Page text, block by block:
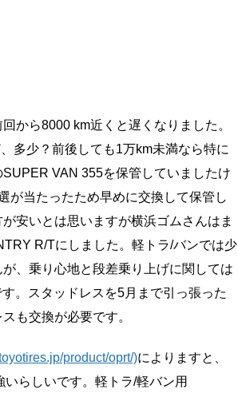
から8000 km近くと遅くなりました。
多少？前後しても1万km未満なら特に
VAN 355を保管していましたけ
が当たったため早めに交換して保管し
安いとは思いますが横浜ゴムさんはま
R/Tにしました。軽トラ/バンでは少
、乗り心地と段差乗り上げに関しては
。スタッドレスを5月まで引っ張った
も交換が必要です。
product/oprt/)によりますと、
らしいです。軽トラ/軽バン用